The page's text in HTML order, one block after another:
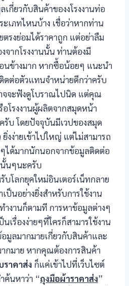
กี่ยวกับสินค้าของงโรงงานท่อ
เภทไหนบ้าง เชื่อว่าหากท่าน
ตรงย่อมได้ราคาถูก แต่อย่าลืม
จากโรงงานนั้น ท่านต้องมี
นข้างมาก หากซื้อน้อยๆ แนะนำ
ดต่อตัวแทนจำหน่ายดีกว่าครับ
จจะฟังดูโบราณไปนิด แต่คุณ
โรงงานผู้ผลิตจากสมุดหน้า
บ โดยปัจจุบันมีเวปของสมุด
งง่ายเข้าไปใหญ่ แต่ไม่สามารถ
ได้มากนักนอกจากข้อมูลติดต่อ
นๆนะครับ
บโลกยุคใหม่อินเตอร์เน็ทกลาย
ป็นอย่างยิ่งสำหรับการใช้งาน
ำงานก็ตามที การหาข้อมูลต่างๆ
เรื่องง่ายๆที่ใครก็สามารใช้งาน
มูลมากมายเกี่ยวกับสินค้าและ
ากมาย หากคุณต้องการสินค้า
าคาส่ง ก็แค่เข้าไปที่เว็บไซต์
ค้นหาว่า “ถุงมือผ้าราคาส่ง”